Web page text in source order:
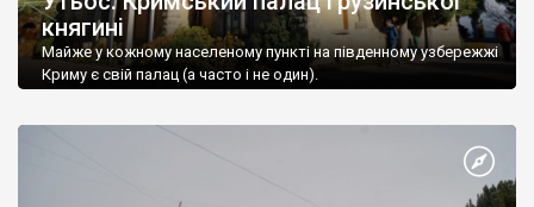
княгині
Майже у кожному населеному пункті на південному узбережжі
Криму є свій палац (а часто і не один).